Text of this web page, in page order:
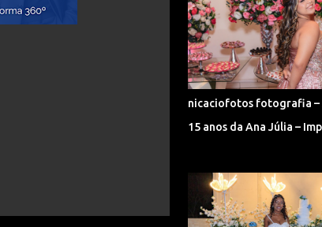
nicaciofotos fotografia –
15 anos da Ana Júlia –